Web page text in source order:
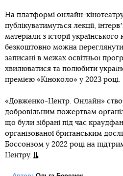
На платформі онлайн-
публікуватимуться лекції,
матеріали з історії
безкоштовно можна переглянути
записані в межах освітньої
хвилюватися та полюбити
премією «Кіноколо» у 2023 році.
«Довженко-Центр. Онлайн»
добровільним пожертвам
що були зібрані під час
організованої британським
Боссонзом у 2022 році на
Центру.